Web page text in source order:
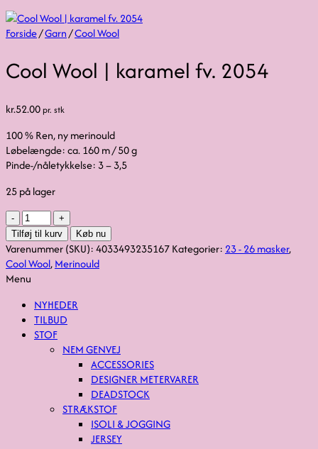
Forside/Garn/Cool Wool
Cool Wool | karamel fv. 2054
kr.52.00pr. stk
100 % Ren, ny merinould
Løbelængde: ca. 160 m / 50 g
Pinde-/nåletykkelse: 3 – 3,5
25 på lager
Cool
Wool
|
karamel
fv.
antal
Tilføj til kurv Køb nu
Varenummer (SKU):4033493235167Kategorier: 23 - 26 masker,
Cool Wool,Merinould
Menu
NYHEDER
TILBUD
STOF
NEM GENVEJ
ACCESSORIES
DESIGNER METERVARER
DEADSTOCK
STRÆKSTOF
ISOLI & JOGGING
JERSEY